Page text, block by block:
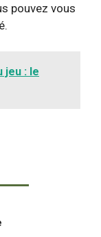
pouvez vous
jeu : le